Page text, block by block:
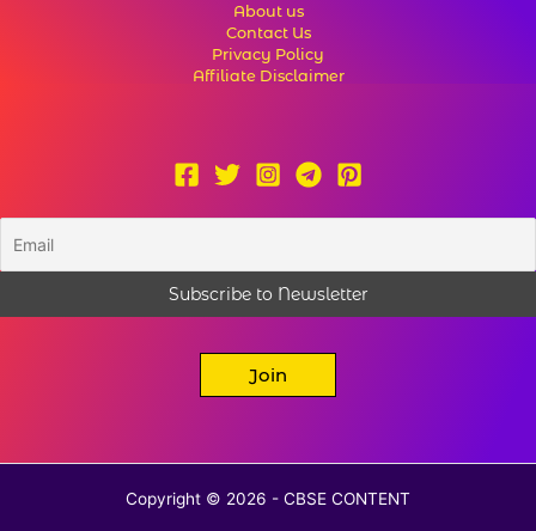
About us
Contact Us
Privacy Policy
Affiliate Disclaimer
Join
Copyright © 2026 - CBSE CONTENT